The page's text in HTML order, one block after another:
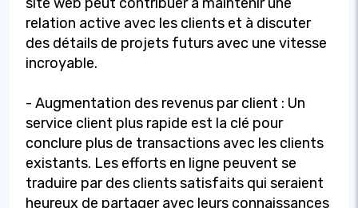
relation active avec les clients et à discuter
des détails de projets futurs avec une vitesse
incroyable.
- Augmentation des revenus par client : Un
service client plus rapide est la clé pour
conclure plus de transactions avec les clients
existants. Les efforts en ligne peuvent se
traduire par des clients satisfaits qui seraient
heureux de partager avec leurs connaissances